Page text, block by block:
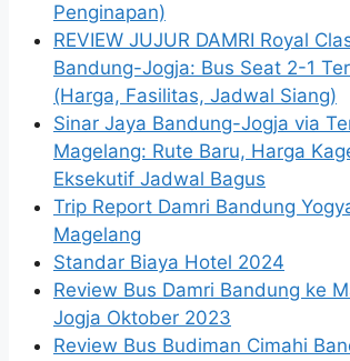
Penginapan)
REVIEW JUJUR DAMRI Royal
Bandung-Jogja: Bus Seat 2-1
(Harga, Fasilitas, Jadwal Siang)
Sinar Jaya Bandung-Jogja via
Magelang: Rute Baru, Harga
Eksekutif Jadwal Bagus
Trip Report Damri Bandung
Magelang
Standar Biaya Hotel 2024
Review Bus Damri Bandung ke
Jogja Oktober 2023
Review Bus Budiman Cimahi